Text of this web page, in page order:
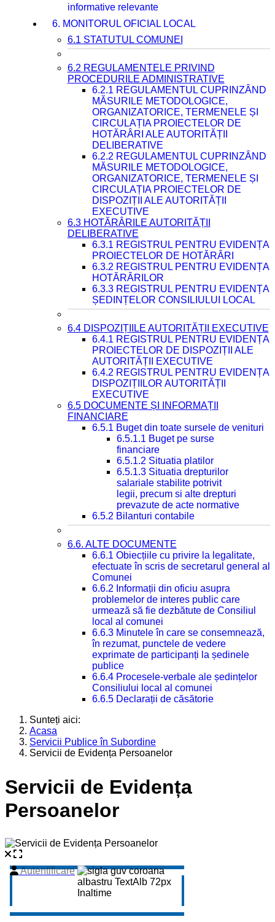
informative relevante
6. MONITORUL OFICIAL LOCAL
6.1 STATUTUL COMUNEI
6.2 REGULAMENTELE PRIVIND
PROCEDURILE ADMINISTRATIVE
6.2.1 REGULAMENTUL CUPRINZÂND
MĂSURILE METODOLOGICE,
ORGANIZATORICE, TERMENELE ȘI
CIRCULAȚIA PROIECTELOR DE
HOTĂRÂRI ALE AUTORITĂȚII
DELIBERATIVE
6.2.2 REGULAMENTUL CUPRINZÂND
MĂSURILE METODOLOGICE,
ORGANIZATORICE, TERMENELE ȘI
CIRCULAȚIA PROIECTELOR DE
DISPOZIȚII ALE AUTORITĂȚII
EXECUTIVE
6.3 HOTĂRÂRILE AUTORITĂȚII
DELIBERATIVE
6.3.1 REGISTRUL PENTRU EVIDENȚA
PROIECTELOR DE HOTĂRÂRI
6.3.2 REGISTRUL PENTRU EVIDENȚA
HOTĂRÂRILOR
6.3.3 REGISTRUL PENTRU EVIDENȚA
ȘEDINȚELOR CONSILIULUI LOCAL
6.4 DISPOZIȚIILE AUTORITĂȚII EXECUTIVE
6.4.1 REGISTRUL PENTRU EVIDENȚA
PROIECTELOR DE DISPOZIȚII ALE
AUTORITĂȚII EXECUTIVE
6.4.2 REGISTRUL PENTRU EVIDENȚA
DISPOZIȚIILOR AUTORITĂȚII
EXECUTIVE
6.5 DOCUMENTE ȘI INFORMAȚII
FINANCIARE
6.5.1 Buget din toate sursele de venituri
6.5.1.1 Buget pe surse
financiare
6.5.1.2 Situatia platilor
6.5.1.3 Situatia drepturilor
salariale stabilite potrivit
legii, precum si alte drepturi
prevazute de acte normative
6.5.2 Bilanturi contabile
6.6. ALTE DOCUMENTE
6.6.1 Obiecțiile cu privire la legalitate,
efectuate în scris de secretarul general al
Comunei
6.6.2 Informații din oficiu asupra
problemelor de interes public care
urmează să fie dezbătute de Consiliul
local al comunei
6.6.3 Minutele în care se consemnează,
în rezumat, punctele de vedere
exprimate de participanți la ședinele
publice
6.6.4 Procesele-verbale ale ședințelor
Consiliului local al comunei
6.6.5 Declarații de căsătorie
Sunteți aici:
Acasa
Servicii Publice în Subordine
Servicii de Evidența Persoanelor
Servicii de Evidența
Persoanelor